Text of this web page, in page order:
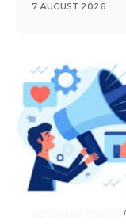
7 AUGUST 2026
ADMINISTRATIV